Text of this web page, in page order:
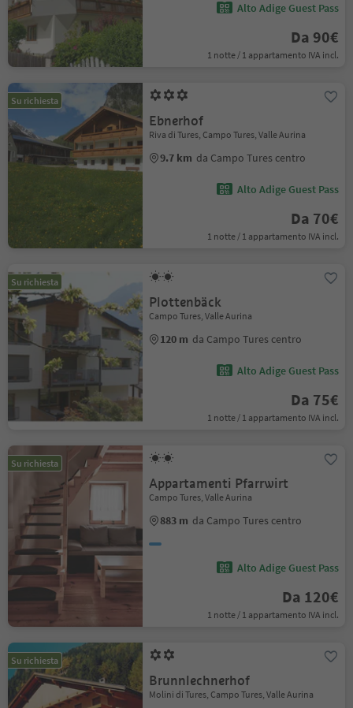
Alto Adige Guest Pass
Da 90€
1 notte / 1 appartamento IVA incl.
Su richiesta
Ebnerhof
Riva di Tures, Campo Tures, Valle Aurina
9.7 km da Campo Tures centro
Alto Adige Guest Pass
Da 70€
1 notte / 1 appartamento IVA incl.
Su richiesta
Plottenbäck
Campo Tures, Valle Aurina
120 m da Campo Tures centro
Alto Adige Guest Pass
Da 75€
1 notte / 1 appartamento IVA incl.
Su richiesta
Appartamenti Pfarrwirt
Campo Tures, Valle Aurina
883 m da Campo Tures centro
Alto Adige Guest Pass
Da 120€
1 notte / 1 appartamento IVA incl.
Su richiesta
Brunnlechnerhof
Molini di Tures, Campo Tures, Valle Aurina